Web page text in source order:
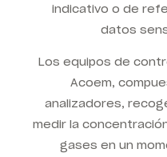
indicativo o de
datos
Los equipos de
Acoem,
analizadores,
medir la
gases en un